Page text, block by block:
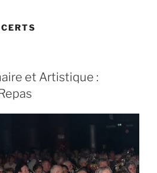
et Artistique :